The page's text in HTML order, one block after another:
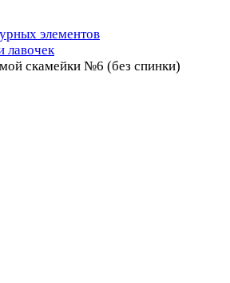
элементов
лавочек
скамейки №6 (без спинки)